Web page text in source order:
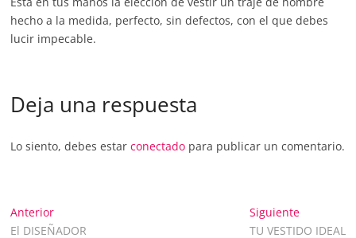
hecho a la medida, perfecto, sin defectos, con el que debes
lucir impecable.
Deja una respuesta
Lo siento, debes estarconectado para publicar un comentario.
Anterior
El DISEÑADOR
Siguiente
TU VESTIDO IDEAL